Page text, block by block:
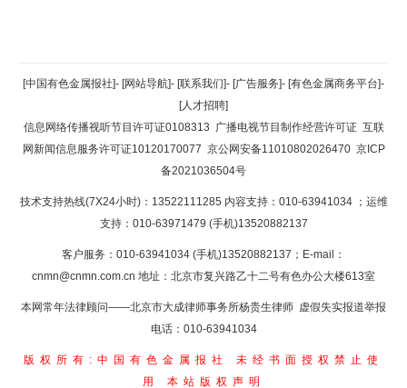
返回顶部
返回首页
[中国有色金属报社]- [网站导航]- [联系我们]- [广告服务]- [有色金属商务平台]-
[人才招聘]
信息网络传播视听节目许可证0108313 广播电视节目制作经营许可证 互联
网新闻信息服务许可证10120170077 京公网安备11010802026470 京ICP
备2021036504号
技术支持热线(7X24小时)：13522111285 内容支持：010-63941034 ；运维
支持：010-63971479 (手机)13520882137
客户服务：010-63941034 (手机)13520882137；E-mail：
cnmn@cnmn.com.cn 地址：北京市复兴路乙十二号有色办公大楼613室
本网常年法律顾问——北京市大成律师事务所杨贵生律师 虚假失实报道举报
电话：010-63941034
版权所有:中国有色金属报社
未经书面授权禁止使
用 本站版权声明